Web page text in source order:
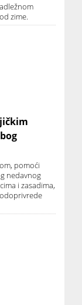
zime.
pomoći
nedavnog
i zasadima,